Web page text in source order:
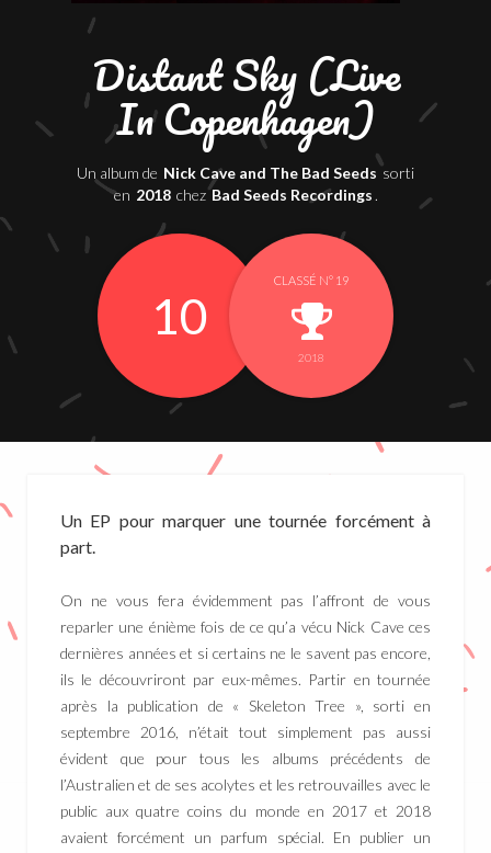
Distant Sky (Live
In Copenhagen)
Un album de Nick Cave and The Bad Seeds sorti
en 2018 chezBad Seeds Recordings .
10
CLASSÉ N° 19
2018
Un EP pour marquer une tournée forcément à
part.
On ne vous fera évidemment pas l’affront de vous
reparler une énième fois de ce qu’a vécu Nick Cave ces
dernières années et si certains ne le savent pas encore,
ils le découvriront par eux-mêmes. Partir en tournée
après la publication de « Skeleton Tree », sorti en
septembre 2016, n’était tout simplement pas aussi
évident que pour tous les albums précédents de
l’Australien et de ses acolytes et les retrouvailles avec le
public aux quatre coins du monde en 2017 et 2018
avaient forcément un parfum spécial. En publier un